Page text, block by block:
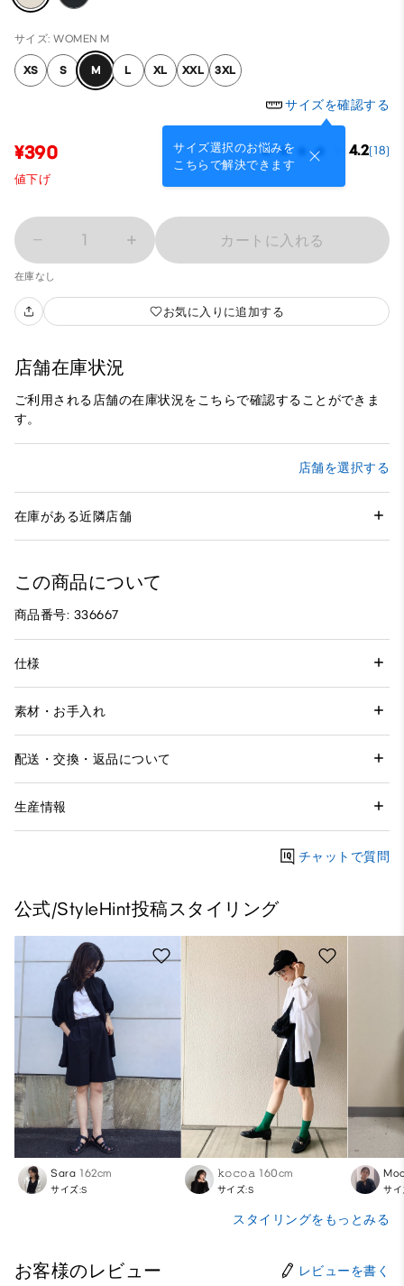
サイズ: WOMEN M
XS S M L XL XXL 3XL
サイズを確認する
サイズ選択のお悩みを
こちらで解決できます
¥390 4.2(18)
値下げ
1 カートに入れる
在庫なし
お気に入りに追加する
店舗在庫状況
ご利用される店舗の在庫状況をこちらで確認することができま
す。
店舗を選択する
在庫がある近隣店舗
この商品について
商品番号: 336667
仕様
素材・お手入れ
配送・交換・返品について
生産情報
チャットで質問
公式/StyleHint投稿スタイリング
Sara 162cm
サイズ:S
𝚔𝚘𝚌𝚘𝚊 160cm
サイズ:S サイ
スタイリングをもっとみる
お客様のレビュー レビューを書く